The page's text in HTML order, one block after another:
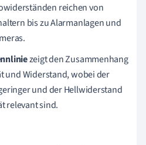
reichen von
bis zu Alarmanlagen und
zeigt den Zusammenhang
und Widerstand, wobei der
und der Hellwiderstand
relevant sind.